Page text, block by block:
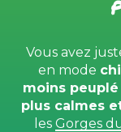
Vous avez
en mode
moins peuplé
plus calmes
les Gorges